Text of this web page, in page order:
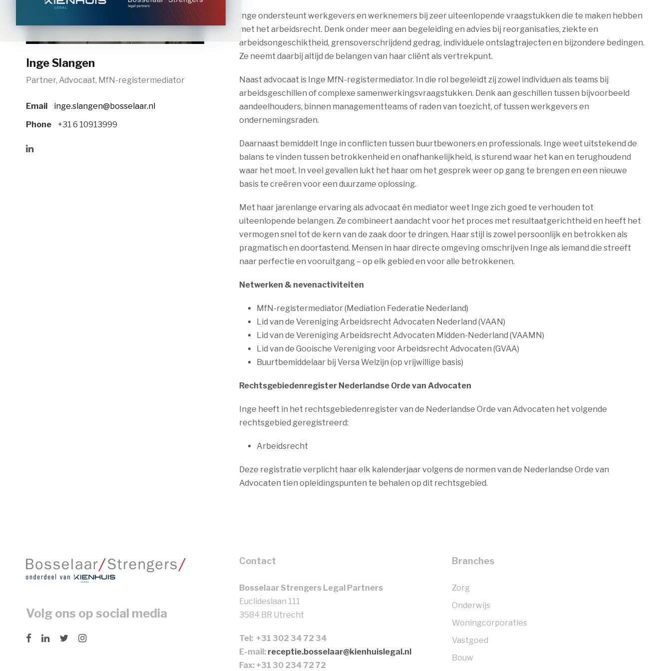
Inge Slangen
Partner, Advocaat, MfN-registermediator
Email
inge.slangen@bosselaar.nl
Phone
+31 ‪6 10913999‬
Inge ondersteunt werkgevers en werknemers bij zeer uiteenlopende vraagstukken die te maken hebben
met het arbeidsrecht. Denk onder meer aan begeleiding en advies bij reorganisaties, ziekte en
arbeidsongeschiktheid, grensoverschrijdend gedrag, individuele ontslagtrajecten en bijzondere bedingen.
Ze neemt daarbij altijd de belangen van haar cliënt als vertrekpunt.
Naast advocaat is Inge MfN-registermediator. In die rol begeleidt zij zowel individuen als teams bij
arbeidsgeschillen of complexe samenwerkingsvraagstukken. Denk aan geschillen tussen bijvoorbeeld
aandeelhouders, binnen managementteams of raden van toezicht, of tussen werkgevers en
ondernemingsraden.
Daarnaast bemiddelt Inge in conflicten tussen buurtbewoners en professionals. Inge weet uitstekend de
balans te vinden tussen betrokkenheid en onafhankelijkheid, is sturend waar het kan en terughoudend
waar het moet. In veel gevallen lukt het haar om het gesprek weer op gang te brengen en een nieuwe
basis te creëren voor een duurzame oplossing.
Met haar jarenlange ervaring als advocaat én mediator weet Inge zich goed te verhouden tot
uiteenlopende belangen. Ze combineert aandacht voor het proces met resultaatgerichtheid en heeft het
vermogen snel tot de kern van de zaak door te dringen. Haar stijl is zowel persoonlijk en betrokken als
pragmatisch en doortastend. Mensen in haar directe omgeving omschrijven Inge als iemand die streeft
naar perfectie en vooruitgang – op elk gebied en voor alle betrokkenen.
Netwerken & nevenactiviteiten
MfN-registermediator (Mediation Federatie Nederland)
Lid van de Vereniging Arbeidsrecht Advocaten Nederland (VAAN)
Lid van de Vereniging Arbeidsrecht Advocaten Midden-Nederland (VAAMN)
Lid van de Gooische Vereniging voor Arbeidsrecht Advocaten (GVAA)
Buurtbemiddelaar bij Versa Welzijn (op vrijwillige basis)
Rechtsgebiedenregister Nederlandse Orde van Advocaten
Inge heeft in het rechtsgebiedenregister van de Nederlandse Orde van Advocaten het volgende
rechtsgebied geregistreerd:
Arbeidsrecht
Deze registratie verplicht haar elk kalenderjaar volgens de normen van de Nederlandse Orde van
Advocaten tien opleidingspunten te behalen op dit rechtsgebied.
Volg ons op social media
Contact
Bosselaar Strengers Legal Partners
Euclideslaan 111
3584 BR Utrecht
Tel: +31 302 34 72 34
E-mail: receptie.bosselaar@kienhuislegal.nl
Fax: +31 30 234 72 72
Branches
Zorg
Onderwijs
Woningcorporaties
Vastgoed
Bouw